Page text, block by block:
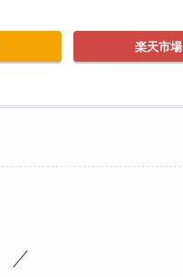
楽天市場